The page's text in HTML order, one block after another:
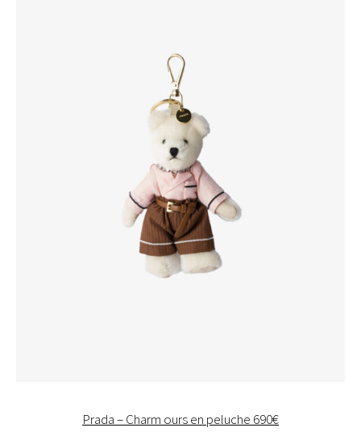
Prada – Charm ours en peluche 690€